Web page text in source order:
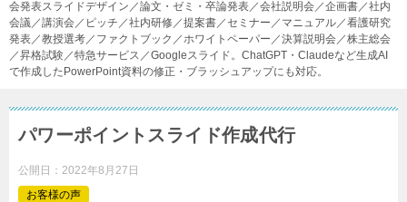
会発表スライドデザイン／論文・ゼミ・卒論発表／会社説明会／企画書／社内
会議／講演会／ピッチ／社内研修／提案書／セミナー／マニュアル／看護研究
発表／教授選考／ファクトブック／ホワイトペーパー／決算説明会／株主総会
／昇格試験／特急サービス／Googleスライド。ChatGPT・Claudeなど生成AI
で作成したPowerPoint資料の修正・ブラッシュアップにも対応。
パワーポイントスライド作成代行
公開日： 2022年8月27日
お客様の声